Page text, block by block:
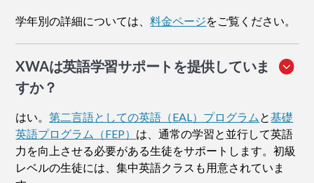
学年別の詳細については、料金ページをご覧ください。
XWAは英語学習サポートを提供していま
すか？
はい。第二言語としての英語（EAL）プログラム と基礎
英語プログラム（FEP） は、通常の学習と並行して英語
力を向上させる必要がある生徒をサポートします。初級
レベルの生徒には、集中英語クラスも用意されていま